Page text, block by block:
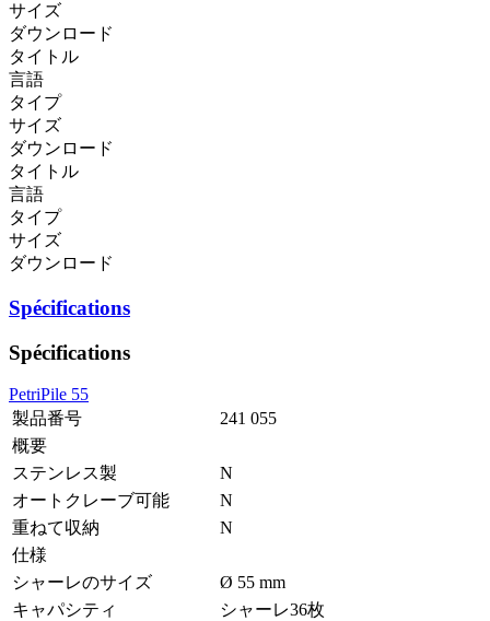
サイズ
ダウンロード
タイトル
言語
タイプ
サイズ
ダウンロード
タイトル
言語
タイプ
サイズ
ダウンロード
Spécifications
Spécifications
PetriPile 55
製品番号
241 055
概要
ステンレス製
N
オートクレーブ可能
N
重ねて収納
N
仕様
シャーレのサイズ
Ø 55 mm
キャパシティ
シャーレ36枚